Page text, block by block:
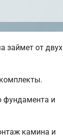
займет от двух
фундамента и
камина и